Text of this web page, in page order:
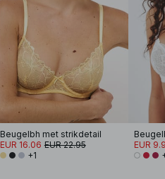
Beugelbh met strikdetail
EUR 16.06 EUR 22.95
+1
EUR